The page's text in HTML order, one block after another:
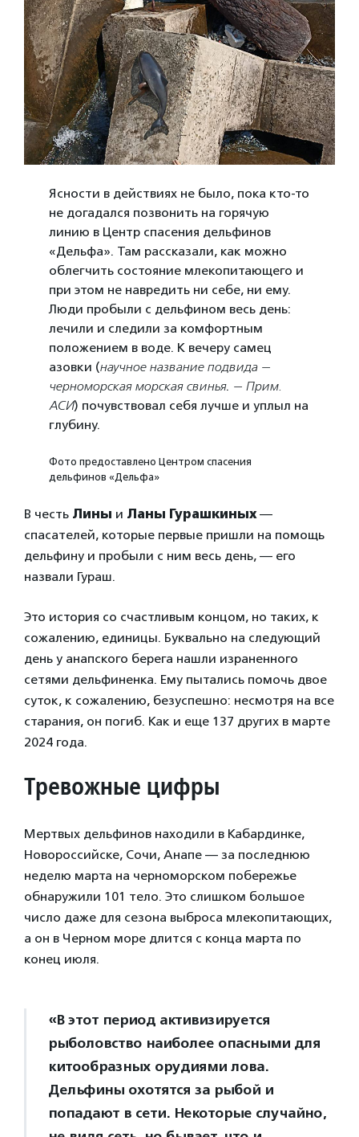
Ясности в действиях не было, пока кто-то
не догадался позвонить на горячую
линию в Центр спасения дельфинов
«Дельфа». Там рассказали, как можно
облегчить состояние млекопитающего и
при этом не навредить ни себе, ни ему.
Люди пробыли с дельфином весь день:
лечили и следили за комфортным
положением в воде. К вечеру самец
азовки (научное название подвида —
черноморская морская свинья. — Прим.
АСИ) почувствовал себя лучше и уплыл на
глубину.
Фото предоставлено Центром спасения
дельфинов «Дельфа»
В честь Лины и Ланы Гурашкиных —
спасателей, которые первые пришли на помощь
дельфину и пробыли с ним весь день, — его
назвали Гураш.
Это история со счастливым концом, но таких, к
сожалению, единицы. Буквально на следующий
день у анапского берега нашли израненного
сетями дельфиненка. Ему пытались помочь двое
суток, к сожалению, безуспешно: несмотря на все
старания, он погиб. Как и еще 137 других в марте
2024 года.
Тревожные цифры
Мертвых дельфинов находили в Кабардинке,
Новороссийске, Сочи, Анапе — за последнюю
неделю марта на черноморском побережье
обнаружили 101 тело. Это слишком большое
число даже для сезона выброса млекопитающих,
а он в Черном море длится с конца марта по
конец июля.
«В этот период активизируется
рыболовство наиболее опасными для
китообразных орудиями лова.
Дельфины охотятся за рыбой и
попадают в сети. Некоторые случайно,